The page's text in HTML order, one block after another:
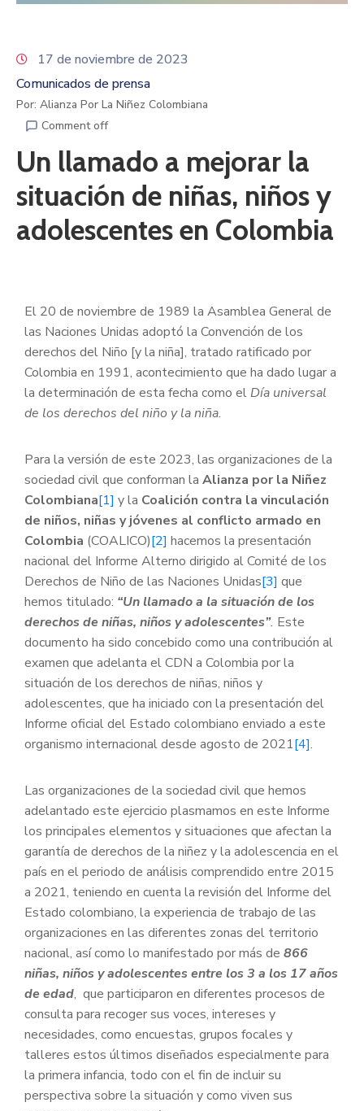
17 de noviembre de 2023
Comunicados de prensa
Por: Alianza Por La Niñez Colombiana
Comment off
Un llamado a mejorar la
situación de niñas, niños y
adolescentes en Colombia
El 20 de noviembre de 1989 la Asamblea General de
las Naciones Unidas adoptó la Convención de los
derechos del Niño [y la niña], tratado ratificado por
Colombia en 1991, acontecimiento que ha dado lugar a
la determinación de esta fecha como el Día universal
de los derechos del niño y la niña.
Para la versión de este 2023, las organizaciones de la
sociedad civil que conforman la Alianza por la Niñez
Colombiana[1] y la Coalición contra la vinculación
de niños, niñas y jóvenes al conflicto armado en
Colombia (COALICO)[2] hacemos la presentación
nacional del Informe Alterno dirigido al Comité de los
Derechos de Niño de las Naciones Unidas[3] que
hemos titulado: “Un llamado a la situación de los
derechos de niñas, niños y adolescentes”. Este
documento ha sido concebido como una contribución al
examen que adelanta el CDN a Colombia por la
situación de los derechos de niñas, niños y
adolescentes, que ha iniciado con la presentación del
Informe oficial del Estado colombiano enviado a este
organismo internacional desde agosto de 2021[4].
Las organizaciones de la sociedad civil que hemos
adelantado este ejercicio plasmamos en este Informe
los principales elementos y situaciones que afectan la
garantía de derechos de la niñez y la adolescencia en el
país en el periodo de análisis comprendido entre 2015
a 2021, teniendo en cuenta la revisión del Informe del
Estado colombiano, la experiencia de trabajo de las
organizaciones en las diferentes zonas del territorio
nacional, así como lo manifestado por más de 866
niñas, niños y adolescentes entre los 3 a los 17 años
de edad, que participaron en diferentes procesos de
consulta para recoger sus voces, intereses y
necesidades, como encuestas, grupos focales y
talleres estos últimos diseñados especialmente para
la primera infancia, todo con el fin de incluir su
perspectiva sobre la situación y como viven sus